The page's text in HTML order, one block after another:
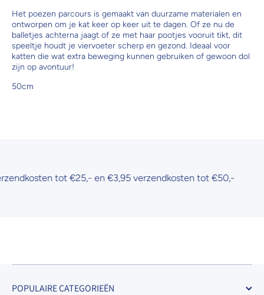
Het poezen parcours is gemaakt van duurzame materialen en
ontworpen om je kat keer op keer uit te dagen. Of ze nu de
balletjes achterna jaagt of ze met haar pootjes vooruit tikt, dit
speeltje houdt je viervoeter scherp en gezond. Ideaal voor
katten die wat extra beweging kunnen gebruiken of gewoon dol
zijn op avontuur!
50cm
tot €25,- en €3,95 verzendkosten tot €50,-
POPULAIRE CATEGORIEËN